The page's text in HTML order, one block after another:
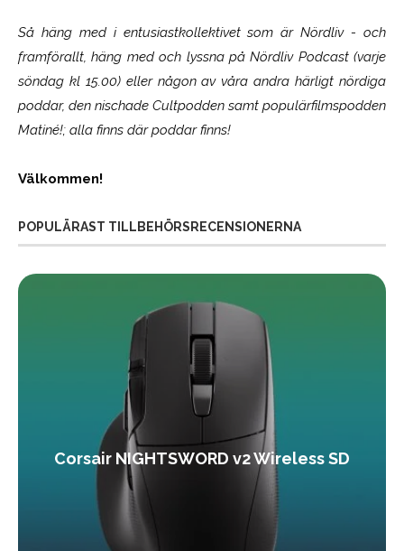
Så häng med i entusiastkollektivet som ärNördliv- och
framförallt, häng med och lyssna på Nördliv Podcast (varje
söndag kl 15.00) eller någon av våra andra härligt nördiga
poddar, den nischade Cultpodden samt populärfilmspodden
Matiné!; alla finns där poddar finns!
Välkommen!
POPULÄRAST TILLBEHÖRSRECENSIONERNA
Corsair NIGHTSWORD v2 Wireless SD